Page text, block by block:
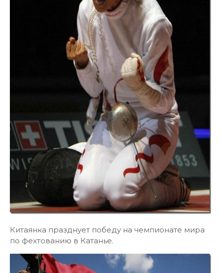
Китаянка празднует победу на чемпионате мира
по фехтованию в Катанье.